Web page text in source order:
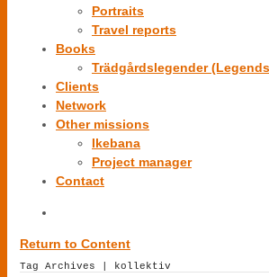
Portraits
Travel reports
Books
Trädgårdslegender
Clients
Network
Other missions
Ikebana
Project manager
Contact
Return to Content
Tag Archives | kollektiv